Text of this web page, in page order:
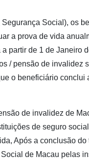
Segurança Social), os
a prova de vida
partir de 1 de Janeiro
/ pensão de invalidez
o beneficiário conclui
de invalidez de
de seguro
Após a conclusão do
de Macau pelas